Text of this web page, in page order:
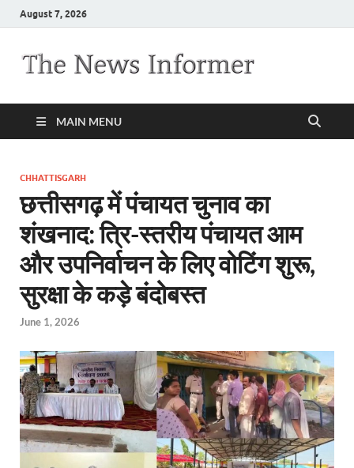
August 7, 2026
MAIN MENU
CHHATTISGARH
छत्तीसगढ़ में पंचायत चुनाव का
शंखनाद: त्रि-स्तरीय पंचायत आम
और उपनिर्वाचन के लिए वोटिंग शुरू,
सुरक्षा के कड़े बंदोबस्त
June 1, 2026